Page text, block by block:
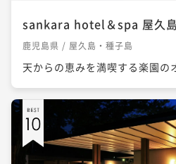
sankara hotel＆spa 屋久
鹿児島県 / 屋久島・種子島
天からの恵みを満喫する楽園の